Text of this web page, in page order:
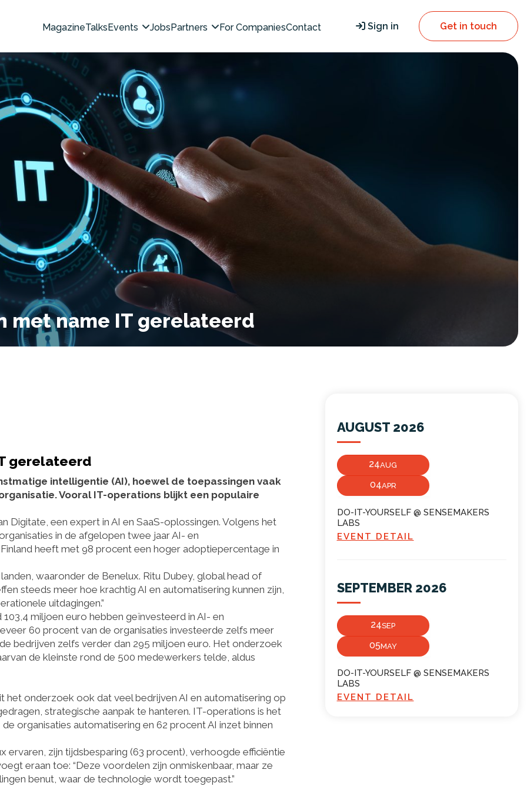
MagazineTalksEvents JobsPartners For CompaniesContact Sign in Get in touch
met name IT gerelateerd
gerelateerd
intelligentie (AI), hoewel de toepassingen vaak
Vooral IT-operations blijkt een populaire
Digitate, een expert in AI en SaaS-oplossingen. Volgens het
in de afgelopen twee jaar AI- en
heeft met 98 procent een hoger adoptiepercentage in
waaronder de Benelux. Ritu Dubey, global head of
steeds meer hoe krachtig AI en automatisering kunnen zijn,
uitdagingen.”
miljoen euro hebben geïnvesteerd in AI- en
60 procent van de organisaties investeerde zelfs meer
bedrijven zelfs verder dan 295 miljoen euro. Het onderzoek
de kleinste rond de 500 medewerkers telde, aldus
het onderzoek ook dat veel bedrijven AI en automatisering op
strategische aanpak te hanteren. IT-operations is het
organisaties automatisering en 62 procent AI inzet binnen
zijn tijdsbesparing (63 procent), verhoogde efficiëntie
eraan toe: “Deze voordelen zijn onmiskenbaar, maar ze
benut, waar de technologie wordt toegepast.”
AUGUST 2026
24AUG
04APR
DO-IT-YOURSELF @ SENSEMAKERS
LABS
EVENT DETAIL
SEPTEMBER 2026
24SEP
05MAY
DO-IT-YOURSELF @ SENSEMAKERS
LABS
EVENT DETAIL